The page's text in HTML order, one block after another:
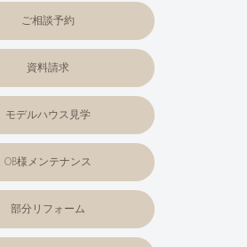
ご相談予約
資料請求
モデルハウス見学
OB様メンテナンス
部分リフォーム